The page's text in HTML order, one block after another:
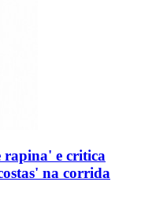
rapina' e critica
na corrida